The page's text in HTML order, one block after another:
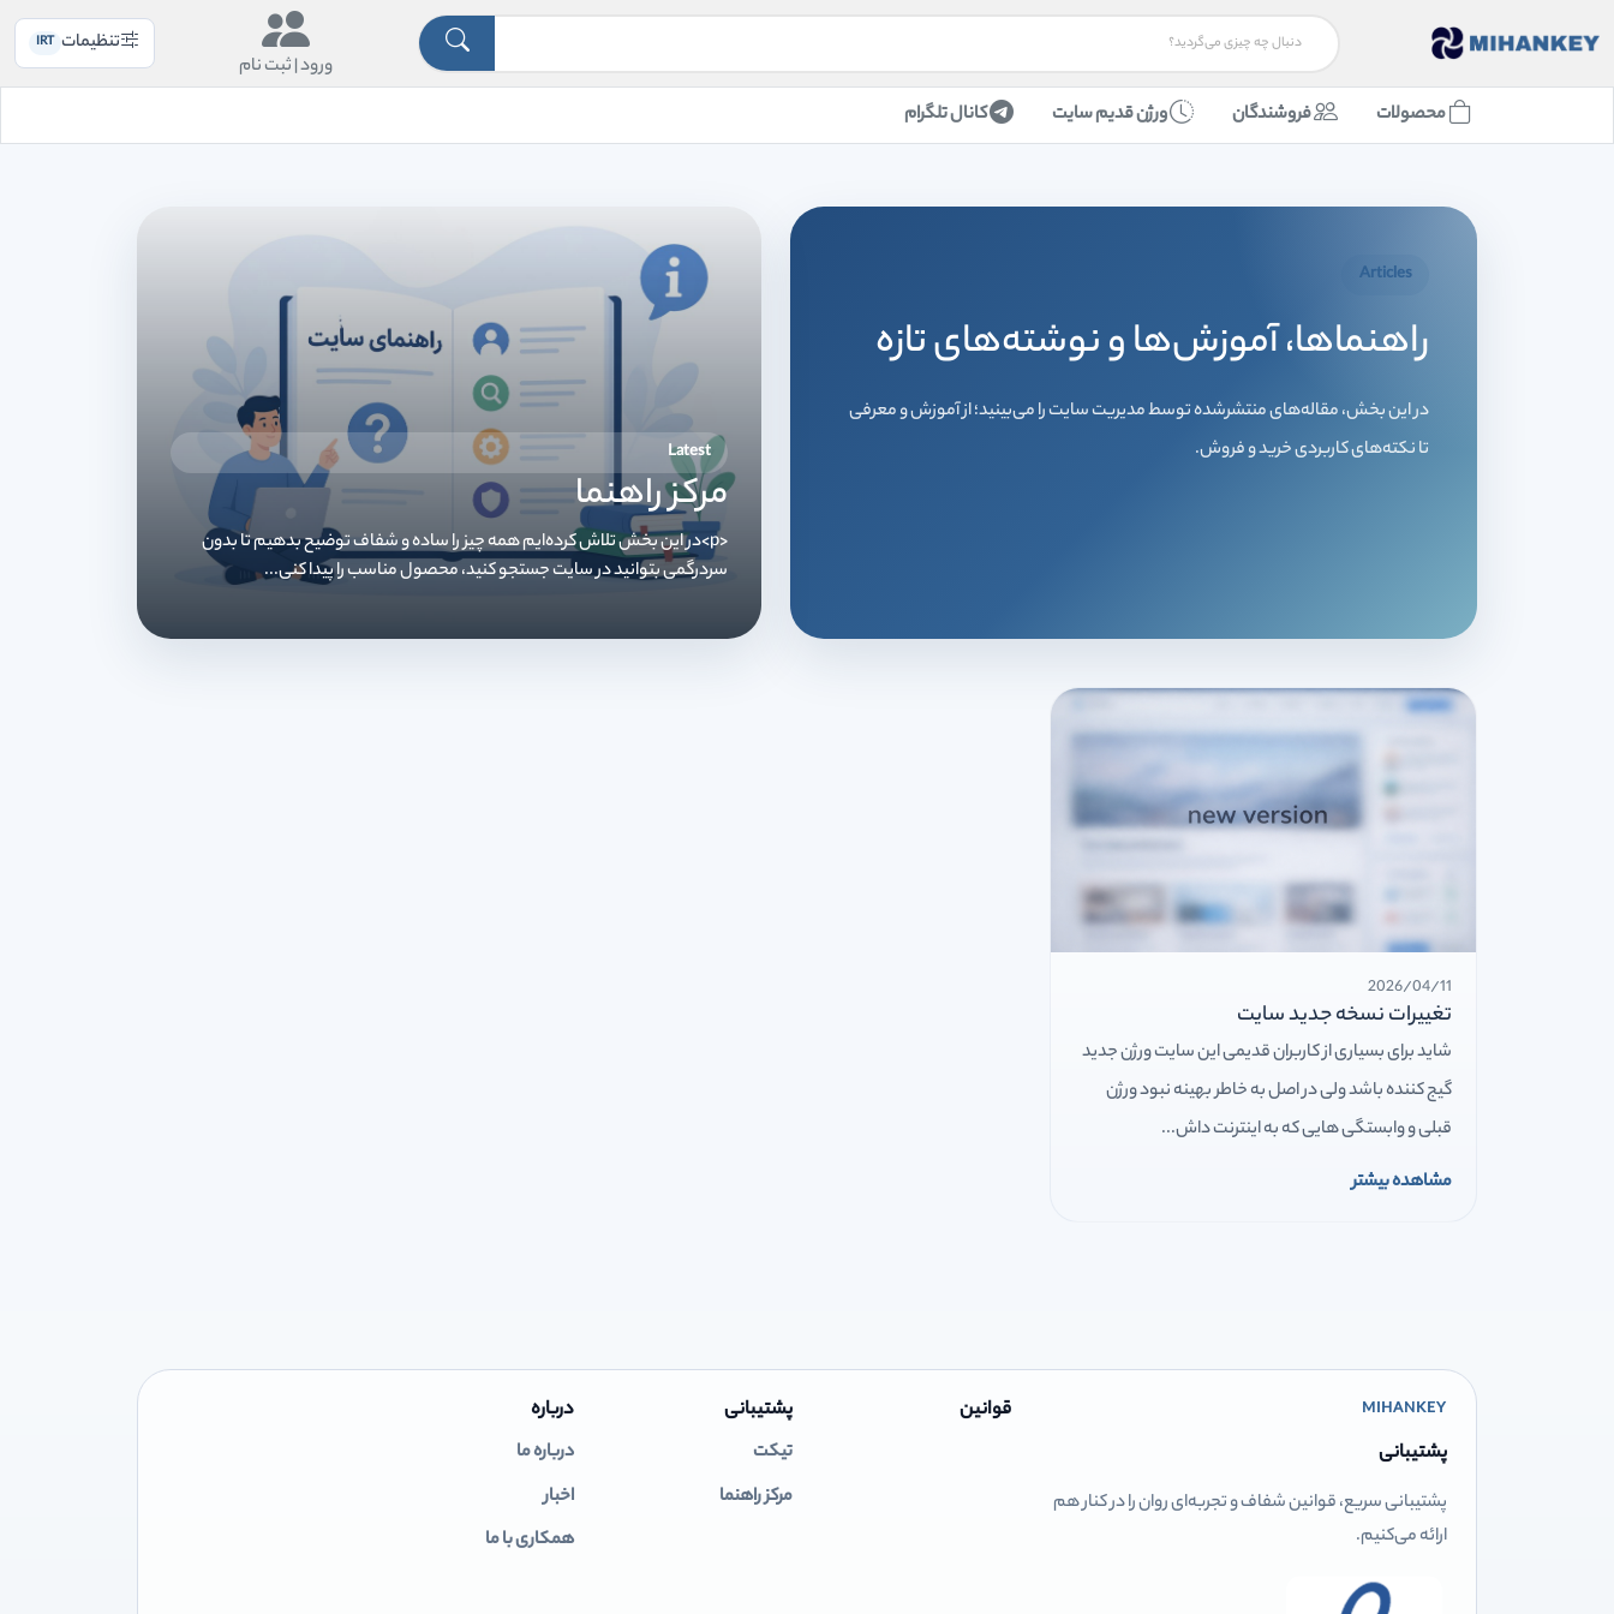
ورود |ثبت نام
تنظیمات IRT
محصولات فروشندگان ورژن قدیم سایت کانال تلگرام
Articles
راهنماها، آموزش‌ها و نوشته‌های تازه
در این بخش، مقاله‌های منتشرشده توسط مدیریت سایت را می‌بینید؛ از آموزش و معرفی
تا نکته‌های کاربردی خرید و فروش.
Latest
مرکز راهنما
<p>در این بخش تلاش کرده‌ایم همه چیز را ساده و شفاف توضیح بدهیم تا بدون
سردرگمی بتوانید در سایت جستجو کنید، محصول مناسب را پیدا کنی...
2026/04/11
تغییرات نسخه جدید سایت
شاید برای بسیاری از کاربران قدیمی این سایت ورژن جدید
گیج کننده باشد ولی در اصل به خاطر بهینه نبود ورژن
قبلی و وابستگی هایی که به اینترنت داش...
مشاهده بیشتر
MIHANKEY
پشتیبانی
پشتیبانی سریع، قوانین شفاف و تجربه‌ای روان را در کنار هم
ارائه می‌کنیم.
قوانین پشتیبانی
تیکت
مرکز راهنما
درباره
درباره ما
اخبار
همکاری با ما